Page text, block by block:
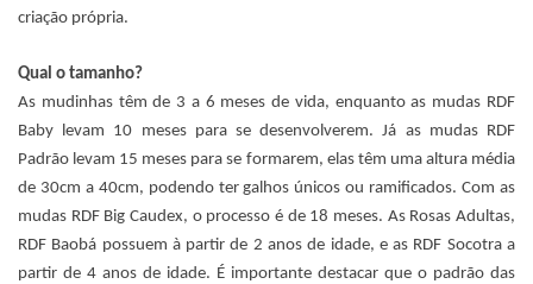
criação própria.
Qual o tamanho?
As mudinhas têm de 3 a 6 meses de vida, enquanto as mudas RDF
Baby levam 10 meses para se desenvolverem. Já as mudas RDF
Padrão levam 15 meses para se formarem, elas têm uma altura média
de 30cm a 40cm, podendo ter galhos únicos ou ramificados. Com as
mudas RDF Big Caudex, o processo é de 18 meses. As Rosas Adultas,
RDF Baobá possuem à partir de 2 anos de idade, e as RDF Socotra a
partir de 4 anos de idade. É importante destacar que o padrão das